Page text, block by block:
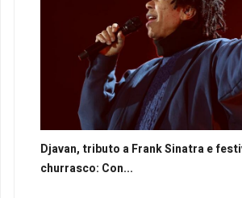
Djavan, tributo a Frank Sinatra e
churrasco: Con...